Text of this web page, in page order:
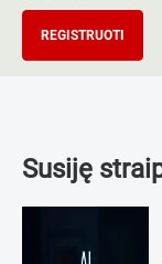
REGISTRUOTI
Susiję